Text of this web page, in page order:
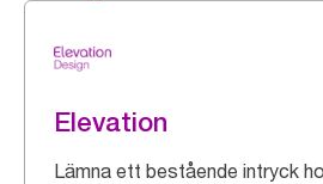
Elevation
Lämna ett bestående intryck